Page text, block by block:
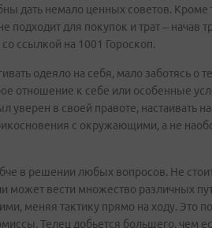
дать немало ценных советов. Кроме
для покупок и трат – начав
ссылкой на 1001 Гороскоп.
одеяло на себя, мало заботясь о
отношение к себе или особенные
в своей правоте, настаивать на
с окружающими, а не
в решении любых вопросов. Не
может вести множество различных
меняя тактику прямо на ходу. Это
Телец добьется большего, чем